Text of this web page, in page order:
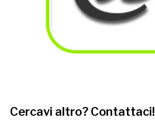
Cercavi altro? Contattaci!